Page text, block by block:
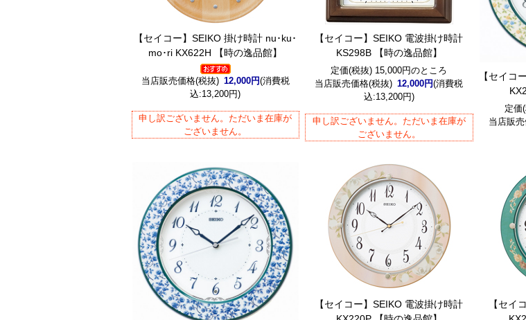
【セイコー】SEIKO 掛け時計 nu･ku･
mo･ri KX622H 【時の逸品館】
当店販売価格(税抜) 12,000円(消費税
込:13,200円)
申し訳ございません。ただいま在庫が
ございません。
【セイコー】SEIKO 電波掛け時計
KS298B 【時の逸品館】
定価(税抜) 15,000円のところ
当店販売価格(税抜) 12,000円(消費税
込:13,200円)
申し訳ございません。ただいま在庫が
ございません。
【セイコ
定価
当店販
【セイコー】SEIKO 電波掛け時計
【セイ